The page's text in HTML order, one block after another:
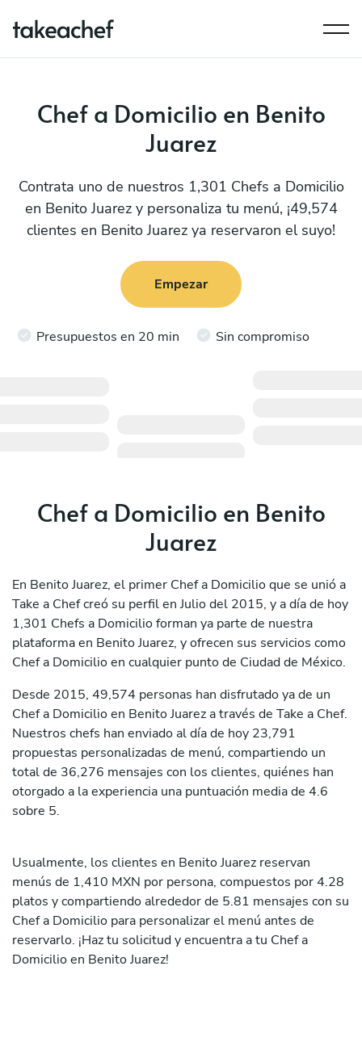
Chef a Domicilio en Benito
Juarez
Contrata uno de nuestros 1,301 Chefs a Domicilio
en Benito Juarez y personaliza tu menú, ¡49,574
clientes en Benito Juarez ya reservaron el suyo!
Empezar
Presupuestos en 20 min Sin compromiso
Chef a Domicilio en Benito
Juarez
En Benito Juarez, el primer Chef a Domicilio que se unió a
Take a Chef creó su perfil en Julio del 2015, y a día de hoy
1,301 Chefs a Domicilio forman ya parte de nuestra
plataforma en Benito Juarez, y ofrecen sus servicios como
Chef a Domicilio en cualquier punto de Ciudad de México.
Desde 2015, 49,574 personas han disfrutado ya de un
Chef a Domicilio en Benito Juarez a través de Take a Chef.
Nuestros chefs han enviado al día de hoy 23,791
propuestas personalizadas de menú, compartiendo un
total de 36,276 mensajes con los clientes, quiénes han
otorgado a la experiencia una puntuación media de 4.6
sobre 5.
Usualmente, los clientes en Benito Juarez reservan
menús de 1,410 MXN por persona, compuestos por 4.28
platos y compartiendo alrededor de 5.81 mensajes con su
Chef a Domicilio para personalizar el menú antes de
reservarlo. ¡Haz tu solicitud y encuentra a tu Chef a
Domicilio en Benito Juarez!